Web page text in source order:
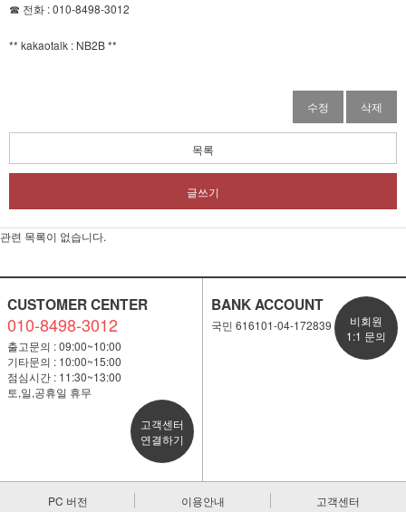
☎ 전화 : 010-8498-3012
** kakaotalk : NB2B **
수정 삭제
목록
글쓰기
관련 목록이 없습니다.
CUSTOMER CENTER
010-8498-3012
출고문의 : 09:00~10:00
기타문의 : 10:00~15:00
점심시간 : 11:30~13:00
토,일,공휴일 휴무
고객센터
연결하기
BANK ACCOUNT
국민 616101-04-172839
비회원
1:1 문의
PC 버전 이용안내 고객센터